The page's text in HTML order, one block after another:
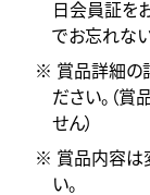
日会員証を
でお忘れない
※ 賞品詳細の
ださい。（
せん）
※ 賞品内容は
い。